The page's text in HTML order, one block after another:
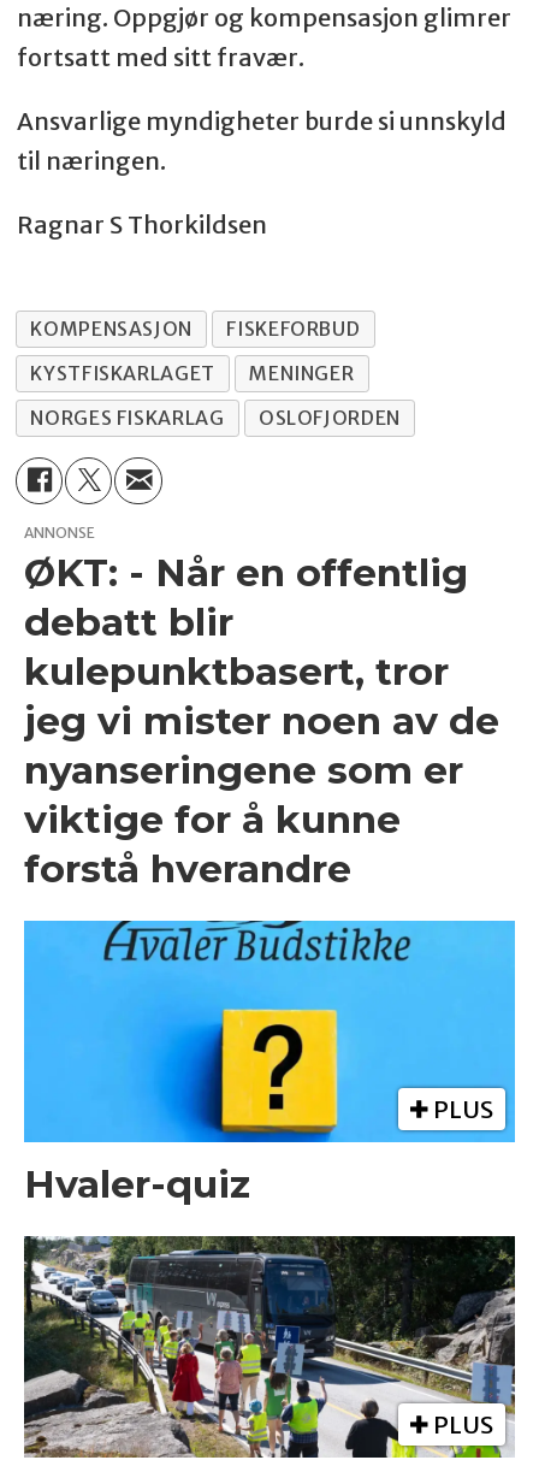
næring. Oppgjør og kompensasjon glimrer
fortsatt med sitt fravær.
Ansvarlige myndigheter burde si unnskyld
til næringen.
Ragnar S Thorkildsen
KOMPENSASJON
FISKEFORBUD
KYSTFISKARLAGET
MENINGER
NORGES FISKARLAG
OSLOFJORDEN
ANNONSE
ØKT: - Når en offentlig
debatt blir
kulepunktbasert, tror
jeg vi mister noen av de
nyanseringene som er
viktige for å kunne
forstå hverandre
PLUS
Hvaler-quiz
PLUS